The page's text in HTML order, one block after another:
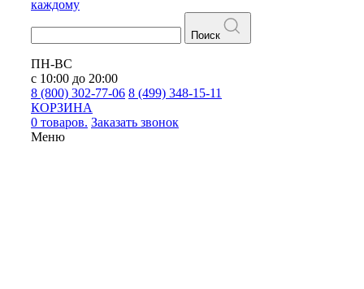
каждому
Поиск
ПН-ВС
с 10:00 до 20:00
8 (800) 302-77-06 8 (499) 348-15-11
КОРЗИНА
0 товаров. Заказать звонок
Меню